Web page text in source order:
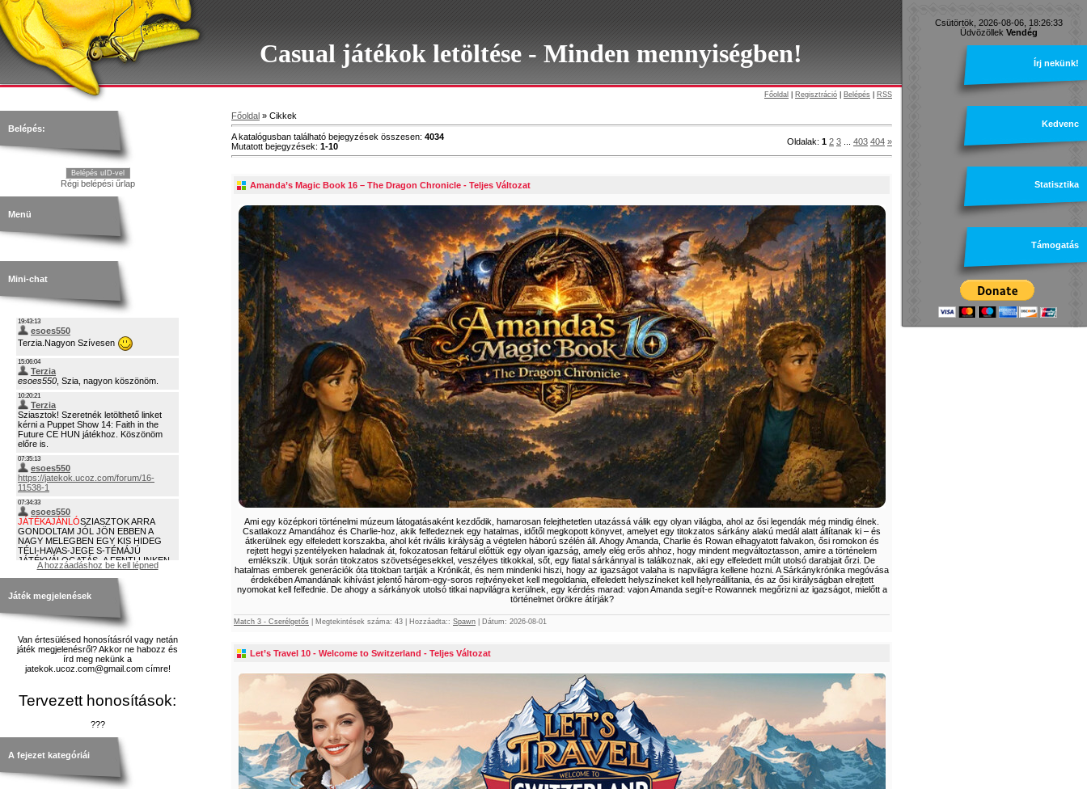
Casual játékok letöltése - Minden mennyiségben!
Főoldal Regisztráció Belépés RSS
Belépés:
Belépés uID-vel
Régi belépési űrlap
Menü
Mini-chat
A hozzáadáshoz be kell lépned
Játék megjelenések
Van értesülésed honosításról vagy netán
játék megjelenésről? Akkor ne habozz és
írd meg nekünk a
jatekok.ucoz.com@gmail.com címre!
Tervezett honosítások:
???
A fejezet kategóriái
Főoldal » Cikkek
A katalógusban található bejegyzések összesen: 4034
Mutatott bejegyzések: 1-10 Oldalak: 1 2 3 403 404 »
Amanda’s Magic Book 16 – The Dragon Chronicle - Teljes Változat
Ami egy középkori történelmi múzeum látogatásaként kezdődik, hamarosan felejthetetlen utazássá válik egy olyan világba, ahol az ősi legendák még mindig élnek.
Csatlakozz Amandához és Charlie-hoz, akik felfedeznek egy hatalmas, időtől megkopott könyvet, amelyet egy titokzatos sárkány alakú medál alatt állítanak ki – és
átkerülnek egy elfeledett korszakba, ahol két rivális királyság a végtelen háború szélén áll. Ahogy Amanda, Charlie és Rowan elhagyatott falvakon, ősi romokon és
rejtett hegyi szentélyeken haladnak át, fokozatosan feltárul előttük egy olyan igazság, amely elég erős ahhoz, hogy mindent megváltoztasson, amire a történelem
emlékszik. Útjuk során titokzatos szövetségesekkel, veszélyes titkokkal, sőt, egy fiatal sárkánnyal is találkoznak, aki egy elfeledett múlt utolsó darabjait őrzi. De
hatalmas emberek generációk óta titokban tartják a Krónikát, és nem mindenki hiszi, hogy az igazságot valaha is napvilágra kellene hozni. A Sárkánykrónika megóvása
érdekében Amandának kihívást jelentő három-egy-soros rejtvényeket kell megoldania, elfeledett helyszíneket kell helyreállítania, és az ősi királyságban elrejtett
nyomokat kell felfednie. De ahogy a sárkányok utolsó titkai napvilágra kerülnek, egy kérdés marad: vajon Amanda segít-e Rowannek megőrizni az igazságot, mielőtt a
történelmet örökre átírják?
Match 3 - Cserélgetős Megtekintések száma: 43 Hozzáadta:: Spawn Dátum: 2026-08-01
Let’s Travel 10 - Welcome to Switzerland - Teljes Változat
Csütörtök, 2026-08-06, 18:26:33
Üdvözöllek Vendég
Írj nekünk!
Kedvenc
Statisztika
Támogatás